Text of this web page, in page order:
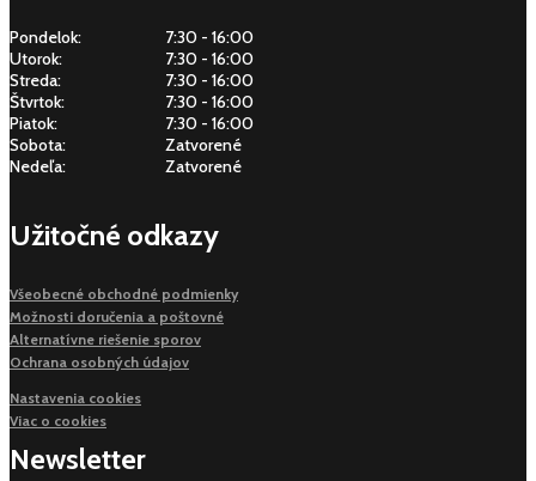
Pondelok:
7:30 - 16:00
Utorok:
7:30 - 16:00
Streda:
7:30 - 16:00
Štvrtok:
7:30 - 16:00
Piatok:
7:30 - 16:00
Sobota:
Zatvorené
Nedeľa:
Zatvorené
Užitočné odkazy
Všeobecné obchodné podmienky
Možnosti doručenia a poštovné
Alternatívne riešenie sporov
Ochrana osobných údajov
Nastavenia cookies
Viac o cookies
Newsletter